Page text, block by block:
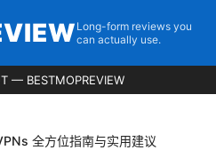
Long-form reviews you
can actually use.
— BESTMOPREVIEW
全方位指南与实用建议